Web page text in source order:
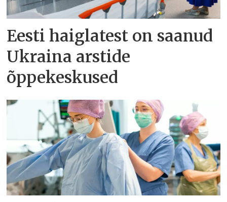
Eesti haiglatest on saanud
Ukraina arstide
õppekeskused